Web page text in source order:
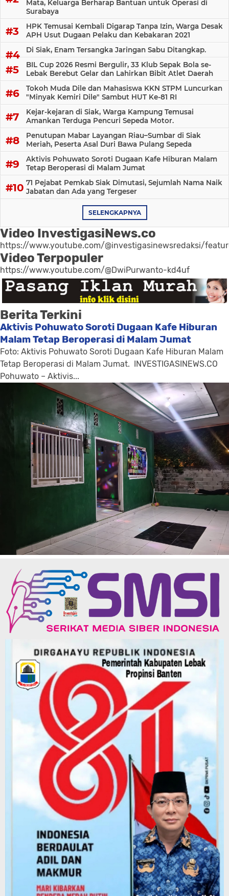
Mata, Keluarga Berharap Bantuan untuk Operasi di
Surabaya
HPK Temusai Kembali Digarap Tanpa Izin, Warga Desak
APH Usut Dugaan Pelaku dan Kebakaran 2021
Di Siak, Enam Tersangka Jaringan Sabu Ditangkap.
BIL Cup 2026 Resmi Bergulir, 33 Klub Sepak Bola se-
Lebak Berebut Gelar dan Lahirkan Bibit Atlet Daerah
Tokoh Muda Dile dan Mahasiswa KKN STPM Luncurkan
"Minyak Kemiri Dile" Sambut HUT Ke-81 RI
Kejar-kejaran di Siak, Warga Kampung Temusai
Amankan Terduga Pencuri Sepeda Motor.
Penutupan Mabar Layangan Riau–Sumbar di Siak
Meriah, Peserta Asal Duri Bawa Pulang Sepeda
Aktivis Pohuwato Soroti Dugaan Kafe Hiburan Malam
Tetap Beroperasi di Malam Jumat
71 Pejabat Pemkab Siak Dimutasi, Sejumlah Nama Naik
Jabatan dan Ada yang Tergeser
SELENGKAPNYA
Video InvestigasiNews.co
https://www.youtube.com/@investigasinewsredaksi/
Video Terpopuler
https://www.youtube.com/@DwiPurwanto-kd4uf
Berita Terkini
Aktivis Pohuwato Soroti Dugaan Kafe Hiburan
Malam Tetap Beroperasi di Malam Jumat
Foto: Aktivis Pohuwato Soroti Dugaan Kafe Hiburan Malam
Tetap Beroperasi di Malam Jumat. INVESTIGASINEWS.CO
Pohuwato – Aktivis...